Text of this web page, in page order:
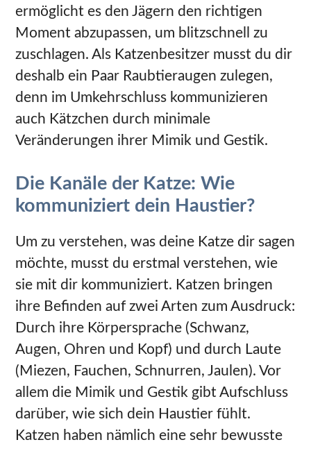
ermöglicht es den Jägern den richtigen
Moment abzupassen, um blitzschnell zu
zuschlagen. Als Katzenbesitzer musst du dir
deshalb ein Paar Raubtieraugen zulegen,
denn im Umkehrschluss kommunizieren
auch Kätzchen durch minimale
Veränderungen ihrer Mimik und Gestik.
Die Kanäle der Katze: Wie
kommuniziert dein Haustier?
Um zu verstehen, was deine Katze dir sagen
möchte, musst du erstmal verstehen, wie
sie mit dir kommuniziert. Katzen bringen
ihre Befinden auf zwei Arten zum Ausdruck:
Durch ihre Körpersprache (Schwanz,
Augen, Ohren und Kopf) und durch Laute
(Miezen, Fauchen, Schnurren, Jaulen). Vor
allem die Mimik und Gestik gibt Aufschluss
darüber, wie sich dein Haustier fühlt.
Katzen haben nämlich eine sehr bewusste